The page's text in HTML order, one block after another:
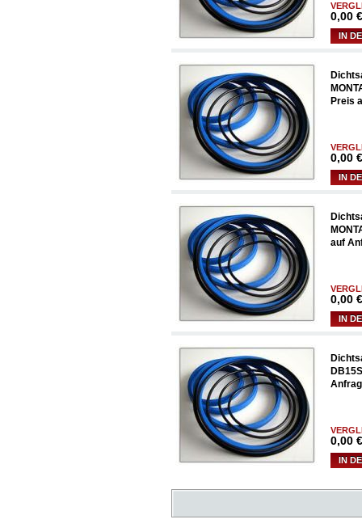
0,00
IN
Preis
0,00
IN
auf
0,00
IN
0,00
IN